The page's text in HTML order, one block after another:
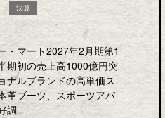
決算
・マート2027年2月期第1
期初の売上高1000億円突
ルブランドの高単価ス
革ブーツ、スポーツアパ
調